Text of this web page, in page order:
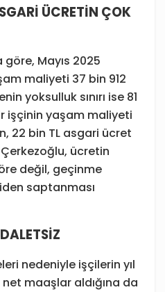
ÜCRETİN ÇOK
göre, Mayıs 2025
maliyeti 37 bin 912
yoksulluk sınırı ise 81
işçinin yaşam maliyeti
22 bin TL asgari ücret
ücretin
değil, geçinme
saptanması
nedeniyle işçilerin yıl
maaşlar aldığına da